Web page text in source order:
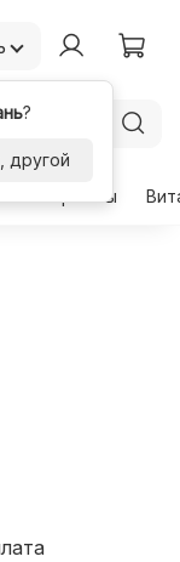
?
другой
Гормоны